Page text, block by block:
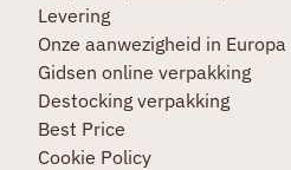
Levering
Onze aanwezigheid in Europa
Gidsen online verpakking
Destocking verpakking
Best Price
Cookie Policy